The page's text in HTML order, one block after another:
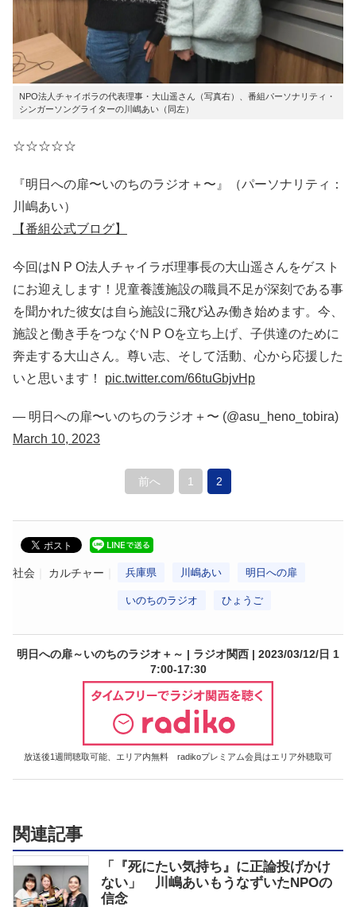
NPO法人チャイボラの代表理事・⼤⼭遥さん（写真右）、番組パーソナリティ・
シンガーソングライターの川嶋あい（同左）
☆☆☆☆☆
『明日への扉〜いのちのラジオ＋〜』（パーソナリティ：
川嶋あい）
【番組公式ブログ】
今回はN P O法人チャイラボ理事長の大山遥さんをゲスト
にお迎えします！児童養護施設の職員不足が深刻である事
を聞かれた彼女は自ら施設に飛び込み働き始めます。今、
施設と働き手をつなぐN P Oを立ち上げ、子供達のために
奔走する大山さん。尊い志、そして活動、心から応援した
いと思います！ pic.twitter.com/66tuGbjvHp
— 明日への扉〜いのちのラジオ＋〜 (@asu_heno_tobira)
March 10, 2023
前へ 1 2
社会 カルチャー 兵庫県 川嶋あい 明日への扉
いのちのラジオ ひょうご
明日への扉～いのちのラジオ＋～ | ラジオ関西 | 2023/03/12/日 1
7:00-17:30
放送後1週間聴取可能、エリア内無料 radikoプレミアム会員はエリア外聴取可
関連記事
「『死にたい気持ち』に正論投げかけ
ない」 川嶋あいもうなずいたNPOの
信念